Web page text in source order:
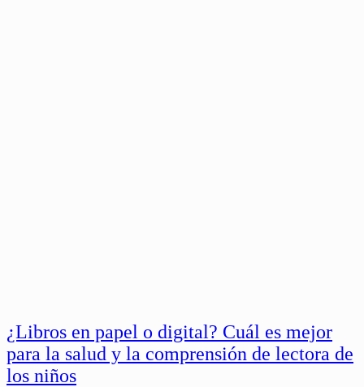
¿Libros en papel o digital? Cuál es mejor
para la salud y la comprensión de lectora de
los niños